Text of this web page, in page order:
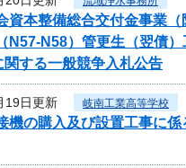
本整備総合交付金事業（
N57-N58）管更生（翌債
関する一般競争入札公告
19日更新 岐南工業高等学校
機の購入及び設置工事に